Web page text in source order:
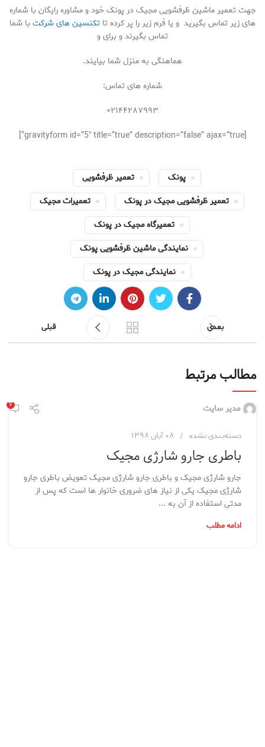
جهت تعمیر ماشین ظرفشویی مجیک در پونک خود و مشاوره رایگان با شماره
های زیر تماس بگیرید و یا فرم زیر را پر کرده تا تکنسین های شرکت با شما
تماس بگیرند و برای و
هماهنگی به منزل شما بیایند.
شماره های تماس:
۰۲۱۴۴۲۸۷۹۹۳
[gravityform id=”5″ title=”true” description=”false” ajax=”true”]
پونک
تعمیر ظرفشویی
تعمیر ظرفشویی مجیک در پونک
تعمیرات مجیک
تعمیرگاه مجیک در پونک
نمایندگی ماشین ظرفشویی پونک
نمایندگی مجیک در پونک
بعدی قبلی
مطالب مرتبط
مدیر سایت ۷
دسته‌بندی نشده ۰۸ آبان ۱۳۹۸
باطری جارو شارژی مجیک
جارو شارژی مجیک و باطری جارو شارژی مجیک تعویض باطری جارو
شارژی مجیک یکی از نیاز های ضروری خانوار ها است که پس از
مدتی استفاده از آن به ...
ادامه مطلب